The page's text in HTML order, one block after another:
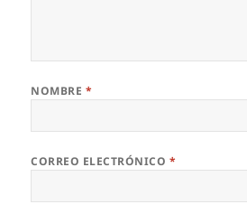
NOMBRE *
CORREO ELECTRÓNICO *